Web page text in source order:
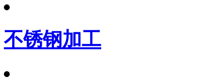
不锈钢加工